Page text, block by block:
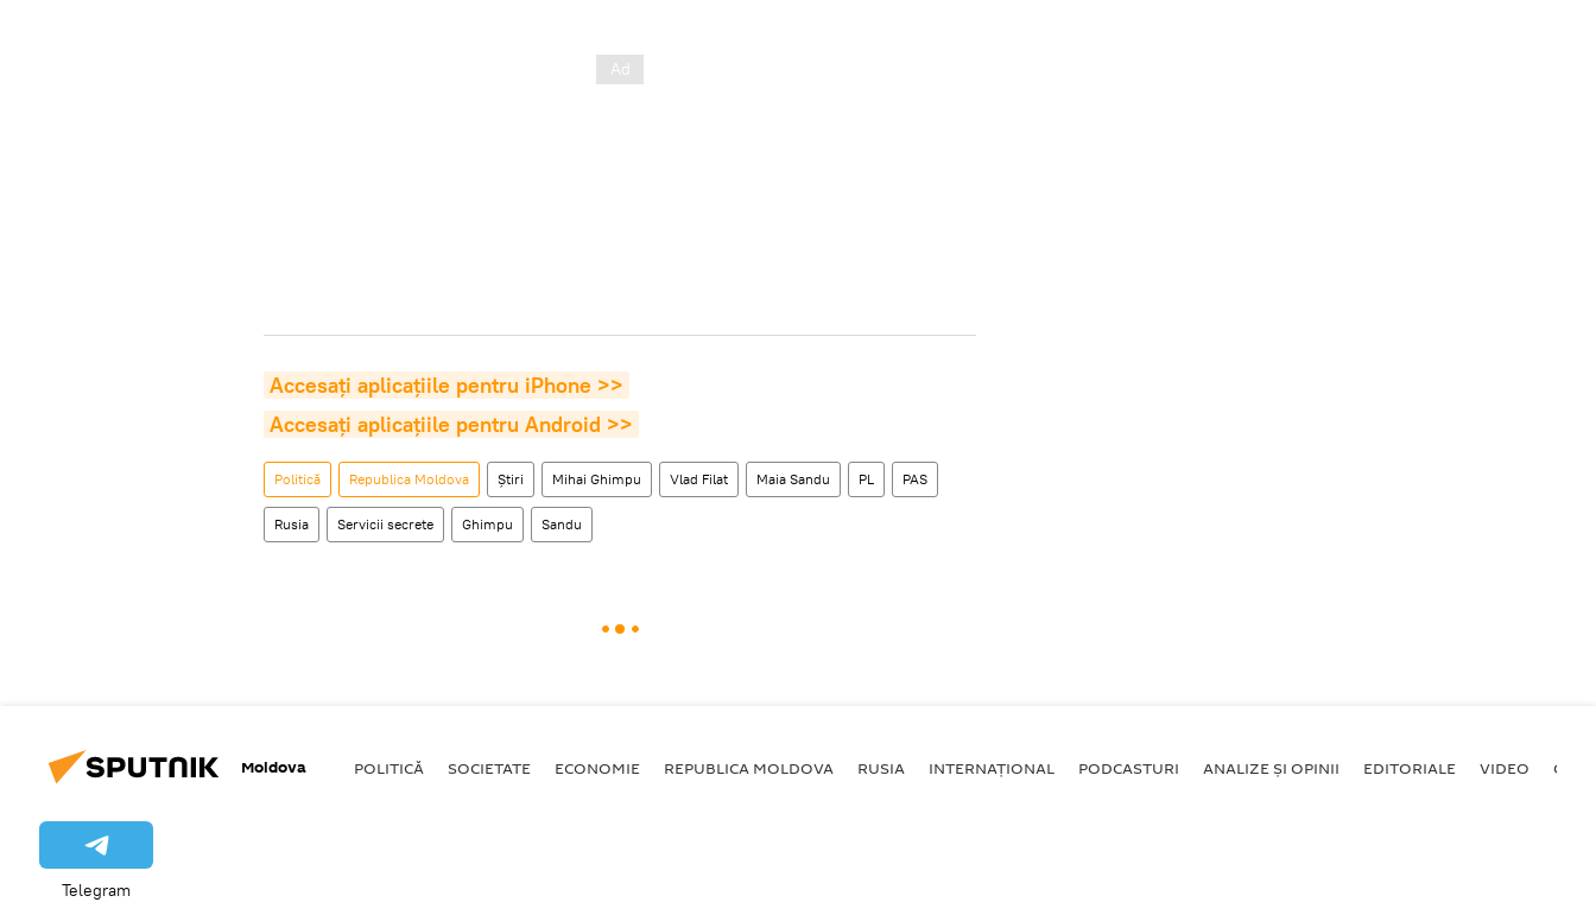
Accesaţi aplicaţiile pentru iPhone >>
Accesaţi aplicaţiile pentru Android >>
Politică Republica Moldova Știri Mihai Ghimpu Vlad Filat Maia Sandu PL PAS
Rusia Servicii secrete Ghimpu Sandu
Moldova POLITICĂ SOCIETATE ECONOMIE REPUBLICA MOLDOVA RUSIA INTERNAȚIONAL PODCASTURI ANALIZE ȘI OPINII EDITORIALE VIDEO
Telegram